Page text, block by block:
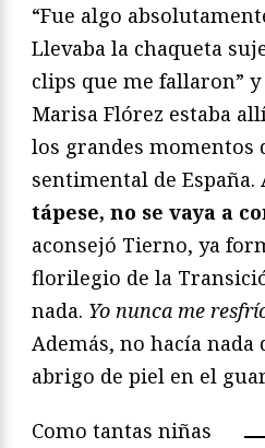
“Fue algo
Llevaba la chaqueta
clips que me fallaron”
Marisa Flórez estaba
los grandes momentos
sentimental de España.
tápese, no se vaya a
aconsejó Tierno, ya
florilegio de la
nada. Yo nunca me
Además, no hacía
abrigo de piel en el
Como tantas niñas